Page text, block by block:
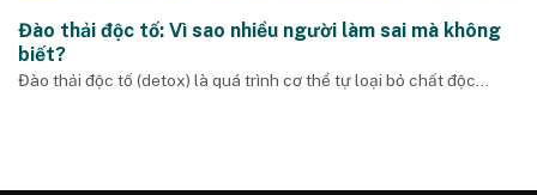
Đào thải độc tố: Vì sao nhiều người làm sai mà không
biết?
Đào thải độc tố (detox) là quá trình cơ thể tự loại bỏ chất độc...